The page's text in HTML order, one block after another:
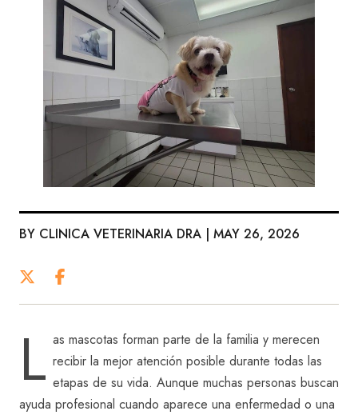
BY CLINICA VETERINARIA DRA | MAY 26, 2026
L as mascotas forman parte de la familia y merecen
recibir la mejor atención posible durante todas las
etapas de su vida. Aunque muchas personas buscan
ayuda profesional cuando aparece una enfermedad o una